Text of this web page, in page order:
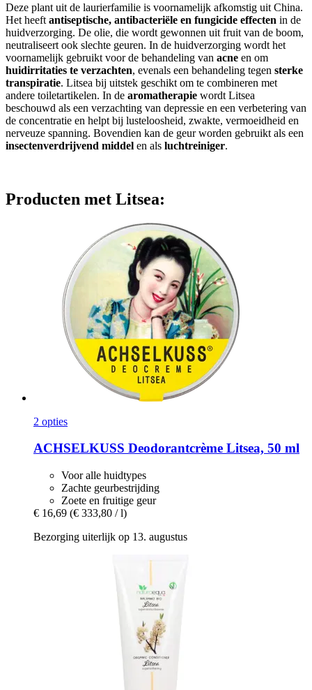
Deze plant uit de laurierfamilie is voornamelijk afkomstig uit China.
Het heeft antiseptische, antibacteriële en fungicide effecten in de
huidverzorging. De olie, die wordt gewonnen uit fruit van de boom,
neutraliseert ook slechte geuren. In de huidverzorging wordt het
voornamelijk gebruikt voor de behandeling van acne en om
huidirritaties te verzachten, evenals een behandeling tegen sterke
transpiratie. Litsea bij uitstek geschikt om te combineren met
andere toiletartikelen. In de aromatherapie wordt Litsea
beschouwd als een verzachting van depressie en een verbetering van
de concentratie en helpt bij lusteloosheid, zwakte, vermoeidheid en
nerveuze spanning. Bovendien kan de geur worden gebruikt als een
insectenverdrijvend middel en als luchtreiniger.
Producten met Litsea:
2 opties
ACHSELKUSS Deodorantcrème Litsea, 50 ml
Voor alle huidtypes
Zachte geurbestrijding
Zoete en fruitige geur
€ 16,69 (€ 333,80 / l)
Bezorging uiterlijk op 13. augustus